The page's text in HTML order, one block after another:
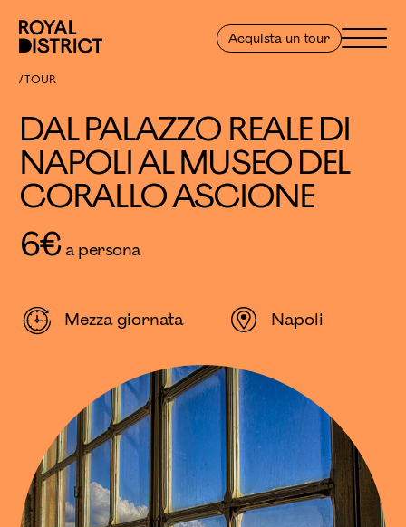
Royal District
Acquista un tour Menu
TOUR
DAL PALAZZO REALE DI
NAPOLI AL MUSEO DEL
CORALLO ASCIONE
6€a persona
Mezza giornata Napoli